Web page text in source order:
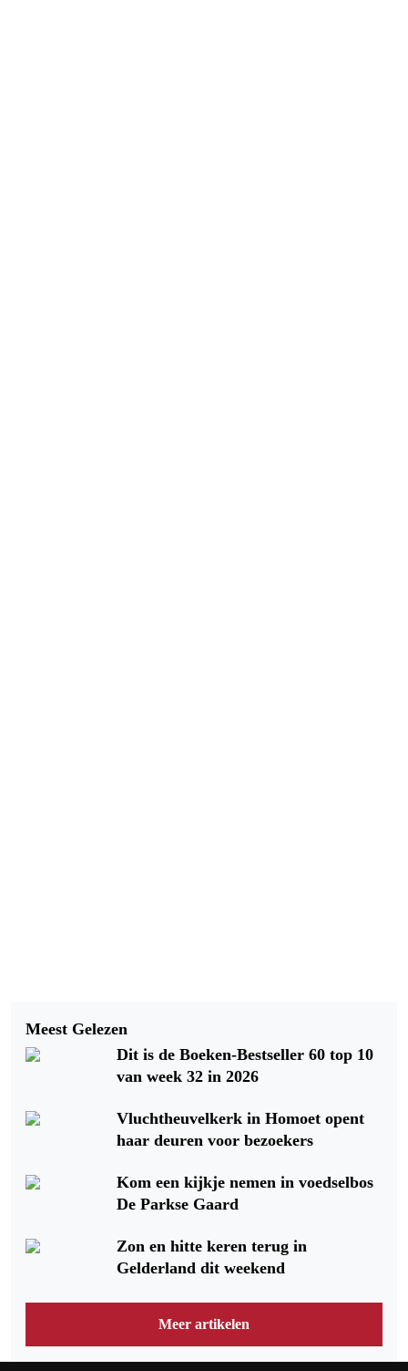
PASTORIE OOSTERHOUT VAN
START DEZE MAAND
KUNST VORMT. EEN DIALOOG
TUSSEN LICHT, NATUUR EN
Meest Gelezen
Dit is de Boeken-Bestseller 60 top 10
van week 32 in 2026
Vluchtheuvelkerk in Homoet opent
haar deuren voor bezoekers
Kom een kijkje nemen in voedselbos
De Parkse Gaard
Zon en hitte keren terug in
Gelderland dit weekend
Meer artikelen